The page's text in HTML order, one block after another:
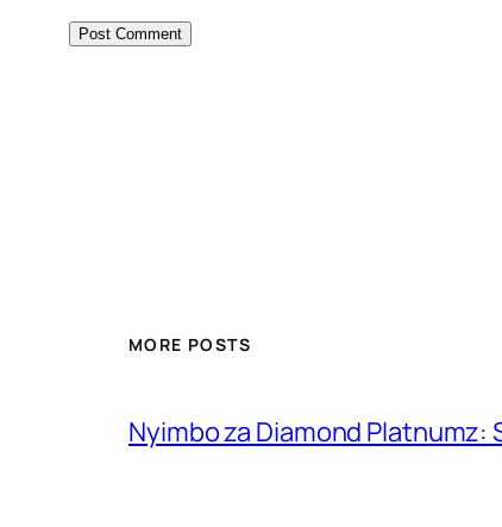
MORE POSTS
Nyimbo za Diamond Platnumz: